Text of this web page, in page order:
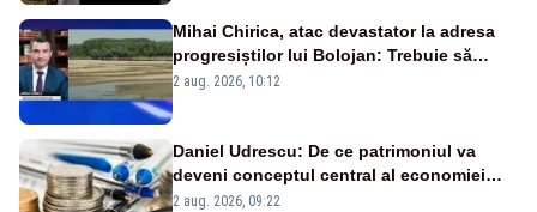
Mihai Chirica, atac devastator la adresa
progresiștilor lui Bolojan: Trebuie să
protejăm și natura, dar nu șținem omaneii
2 aug. 2026, 10:12
Daniel Udrescu: De ce patrimoniul va
deveni conceptul central al economiei
viitoare?
2 aug. 2026, 09:22